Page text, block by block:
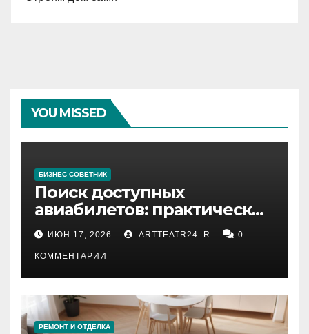
YOU MISSED
БИЗНЕС СОВЕТНИК
Поиск доступных
авиабилетов: практические
рекомендации
ИЮН 17, 2026 ARTTEATR24_R 0
КОММЕНТАРИИ
РЕМОНТ И ОТДЕЛКА